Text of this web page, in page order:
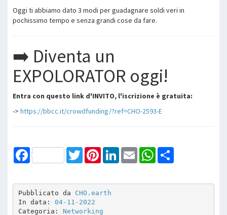
Oggi ti abbiamo dato 3 modi per guadagnare soldi veri in
pochissimo tempo e senza grandi cose da fare.
➡️ Diventa un
EXPOLORATOR oggi!
Entra con questo link d'INVITO, l'iscrizione è gratuita:
-> https://bbcc.it/crowdfunding/?ref=CHO-2593-E
Facebook TwitterPinterestLinkedInEmail WhatsApp
Pubblicato da CHO.earth
In data: 04-11-2022
Categoria: Networking